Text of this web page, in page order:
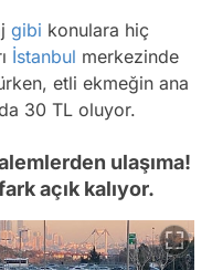
gibi konulara hiç
İstanbul merkezinde
etli ekmeğin ana
30 TL oluyor.
ulaşıma!
açık kalıyor.